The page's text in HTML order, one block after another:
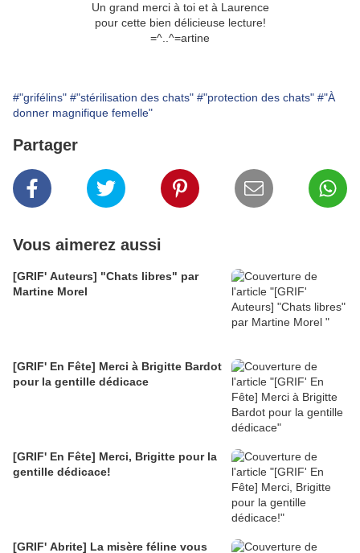
Un grand merci à toi et à Laurence
pour cette bien délicieuse lecture!
=^..^=artine
#"grifélins" #"stérilisation des chats" #"protection des chats" #"À
donner magnifique femelle"
Partager
Vous aimerez aussi
[GRIF' Auteurs] "Chats libres" par
Martine Morel
[GRIF' En Fête] Merci à Brigitte Bardot
pour la gentille dédicace
[GRIF' En Fête] Merci, Brigitte pour la
gentille dédicace!
[GRIF' Abrite] La misère féline vous